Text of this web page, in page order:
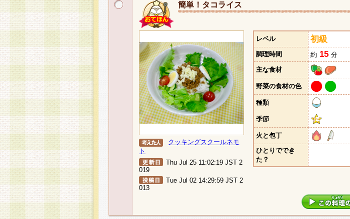
簡単！タコライス
クッキングスクールネモ
ト
Thu Jul 25 11:02:19 JST 2
019
Tue Jul 02 14:29:59 JST 2
013
レベル 初級
調理時間 約 15 分
主な食材
野菜の食材の色
種類
季節
火と包丁
ひとりででき
た？